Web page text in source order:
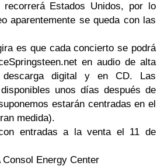
Estados Unidos, por lo
aparentemente se queda con las
es que cada concierto se podrá
en audio de alta
descarga digital y en CD. Las
unos días después de
estarán centradas en el
medida).
entradas a la venta el 11 de
Energy Center